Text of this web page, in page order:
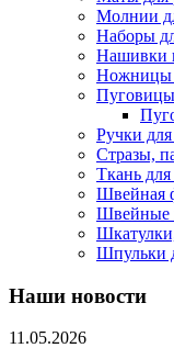
Молнии
Наборы
Нашивки
Ножницы
Пуговицы
Ручки
Стразы,
Ткань
Швейная
Швейные
Шпульки
Наши новости
11.05.2026